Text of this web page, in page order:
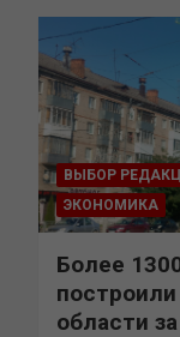
ВЫБОР
ЭКОНОМИКА
Более
области